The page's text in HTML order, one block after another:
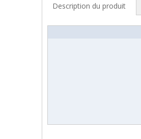
Description du produit